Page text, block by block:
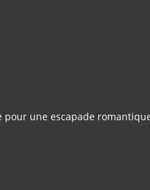
pour une escapade